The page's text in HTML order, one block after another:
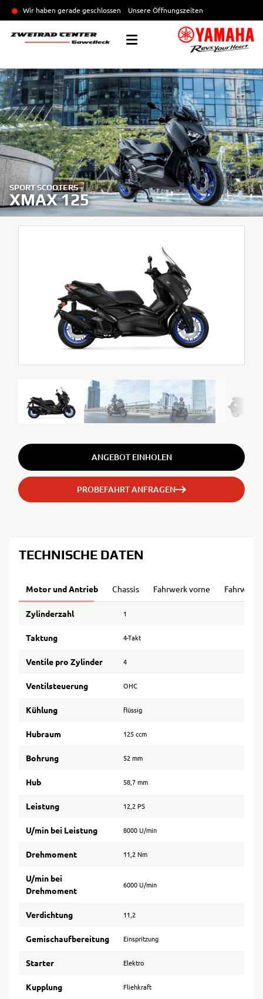
Wir haben gerade geschlossen Unsere Öffnungszeiten
SPORT SCOOTERS
XMAX 125
ANGEBOT EINHOLEN
PROBEFAHRT ANFRAGEN
TECHNISCHE DATEN
Motor und Antrieb Chassis Fahrwerk vorne Fahrwerk
Zylinderzahl 1
Taktung 4-Takt
Ventile pro Zylinder 4
Ventilsteuerung OHC
Kühlung flüssig
Hubraum 125 ccm
Bohrung 52 mm
Hub 58,7 mm
Leistung 12,2 PS
U/min bei Leistung 8000 U/min
Drehmoment 11,2 Nm
U/min bei
Drehmoment
6000 U/min
Verdichtung 11,2
Gemischaufbereitung Einspritzung
Starter Elektro
Kupplung Fliehkraft